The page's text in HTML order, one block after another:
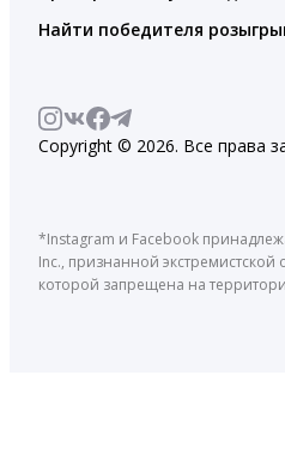
Найти победителя
Copyright © 2026. Все права
*Instagram и Facebook
Inc., признанной экстремистской
которой запрещена на